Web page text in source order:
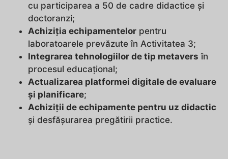
cu participarea a 50 de cadre didactice și
doctoranzi;
Achiziția echipamentelor pentru
laboratoarele prevăzute în Activitatea 3;
Integrarea tehnologiilor de tip metavers în
procesul educațional;
Actualizarea platformei digitale de evaluare
și planificare;
Achiziții de echipamente pentru uz didactic
și desfășurarea pregătirii practice.